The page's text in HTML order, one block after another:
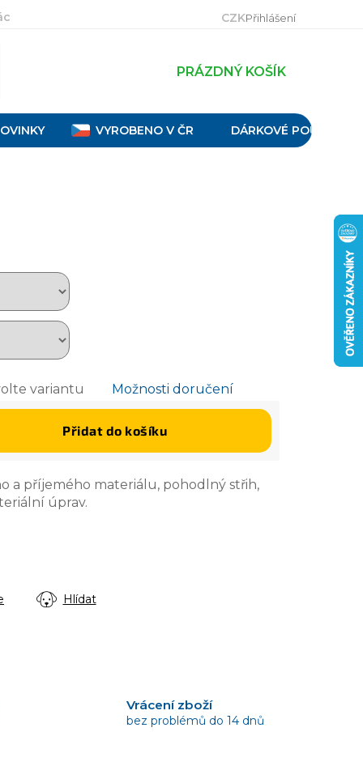
výměna a reklamace Velikostní tabulky
CZKPřihlášení
PRÁZDNÝ KOŠÍK
VYROBENO V ČR DÁRKOVÉ POUKAZY
variantu Možnosti doručení
Přidat do košíku
a příjemého materiálu, pohodlný střih,
úprav.
Hlídat
Vrácení zboží
bez problémů do 14 dnů